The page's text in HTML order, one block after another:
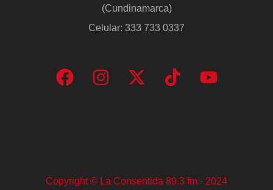
(Cundinamarca)
Celular: 333 733 0337
Copyright © La Consentida 89.3 fm - 2024